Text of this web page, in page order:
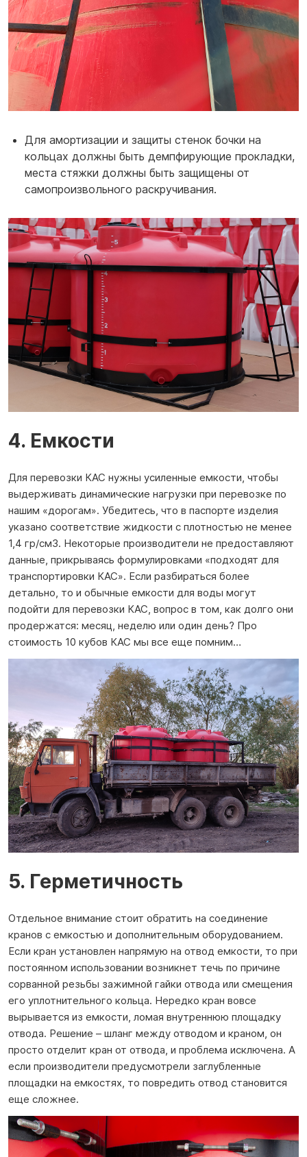
Для амортизации и защиты стенок бочки на
кольцах должны быть демпфирующие прокладки,
места стяжки должны быть защищены от
самопроизвольного раскручивания.
4. Емкости
Для перевозки КАС нужны усиленные емкости, чтобы
выдерживать динамические нагрузки при перевозке по
нашим «дорогам». Убедитесь, что в паспорте изделия
указано соответствие жидкости с плотностью не менее
1,4 гр/см3. Некоторые производители не предоставляют
данные, прикрываясь формулировками «подходят для
транспортировки КАС». Если разбираться более
детально, то и обычные емкости для воды могут
подойти для перевозки КАС, вопрос в том, как долго они
продержатся: месяц, неделю или один день? Про
стоимость 10 кубов КАС мы все еще помним…
5. Герметичность
Отдельное внимание стоит обратить на соединение
кранов с емкостью и дополнительным оборудованием.
Если кран установлен напрямую на отвод емкости, то при
постоянном использовании возникнет течь по причине
сорванной резьбы зажимной гайки отвода или смещения
его уплотнительного кольца. Нередко кран вовсе
вырывается из емкости, ломая внутреннюю площадку
отвода. Решение – шланг между отводом и краном, он
просто отделит кран от отвода, и проблема исключена. А
если производители предусмотрели заглубленные
площадки на емкостях, то повредить отвод становится
еще сложнее.